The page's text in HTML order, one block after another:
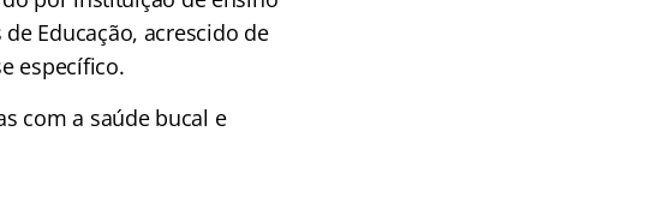
Educação, acrescido de
específico.
com a saúde bucal e